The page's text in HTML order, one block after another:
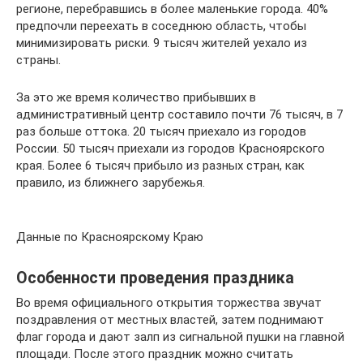
регионе, перебравшись в более маленькие города. 40%
предпочли переехать в соседнюю область, чтобы
минимизировать риски. 9 тысяч жителей уехало из
страны.
За это же время количество прибывших в
административный центр составило почти 76 тысяч, в 7
раз больше оттока. 20 тысяч приехало из городов
России. 50 тысяч приехали из городов Красноярского
края. Более 6 тысяч прибыло из разных стран, как
правило, из ближнего зарубежья.
Данные по Красноярскому Краю
Особенности проведения праздника
Во время официального открытия торжества звучат
поздравления от местных властей, затем поднимают
флаг города и дают залп из сигнальной пушки на главной
площади. После этого праздник можно считать